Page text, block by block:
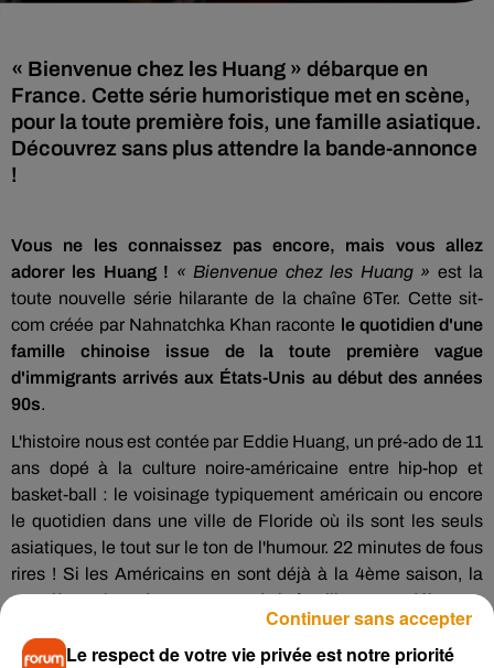
« Bienvenue chez les Huang » débarque en
France. Cette série humoristique met en scène,
pour la toute première fois, une famille asiatique.
Découvrez sans plus attendre la bande-annonce
!
Vous ne les connaissez pas encore, mais vous allez
adorer les Huang! « Bienvenue chez les Huang» est la
toute nouvelle série hilarante de la chaîne 6Ter. Cette sit-
com créée par Nahnatchka Khan raconte le quotidien d'une
famille chinoise issuede la toute première vague
d'immigrants arrivés aux États-Unis au début des années
90s.
L'histoire nous est contée par Eddie Huang, un pré-ado de 11
ans dopé à la culture noire-américaine entre hip-hop et
basket-ball : le voisinage typiquement américain ou encore
le quotidien dans une ville de Floride où ils sont les seuls
asiatiques, le tout sur le ton de l'humour. 22 minutes de fous
rires ! Si les Américains en sont déjà à la 4ème saison, la
première saison des aventures de la familleHuangdébarque
Le respect de votre vie privée est notre priorité
Continuer sans accepter